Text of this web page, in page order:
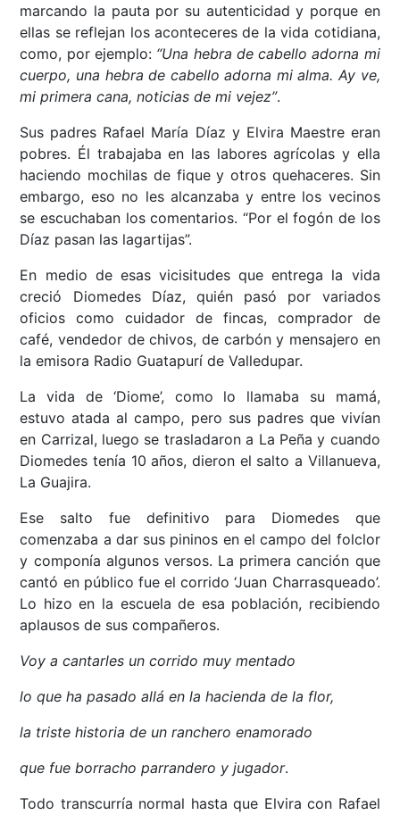
marcando la pauta por su autenticidad y porque en
ellas se reflejan los aconteceres de la vida cotidiana,
como, por ejemplo: “Una hebra de cabello adorna mi
cuerpo, una hebra de cabello adorna mi alma. Ay ve,
mi primera cana, noticias de mi vejez”.
Sus padres Rafael María Díaz y Elvira Maestre eran
pobres. Él trabajaba en las labores agrícolas y ella
haciendo mochilas de fique y otros quehaceres. Sin
embargo, eso no les alcanzaba y entre los vecinos
se escuchaban los comentarios. “Por el fogón de los
Díaz pasan las lagartijas”.
En medio de esas vicisitudes que entrega la vida
creció Diomedes Díaz, quién pasó por variados
oficios como cuidador de fincas, comprador de
café, vendedor de chivos, de carbón y mensajero en
la emisora Radio Guatapurí de Valledupar.
La vida de ‘Diome’, como lo llamaba su mamá,
estuvo atada al campo, pero sus padres que vivían
en Carrizal, luego se trasladaron a La Peña y cuando
Diomedes tenía 10 años, dieron el salto a Villanueva,
La Guajira.
Ese salto fue definitivo para Diomedes que
comenzaba a dar sus pininos en el campo del folclor
y componía algunos versos. La primera canción que
cantó en público fue el corrido ‘Juan Charrasqueado’.
Lo hizo en la escuela de esa población, recibiendo
aplausos de sus compañeros.
Voy a cantarles un corrido muy mentado
lo que ha pasado allá en la hacienda de la flor,
la triste historia de un ranchero enamorado
que fue borracho parrandero y jugador.
Todo transcurría normal hasta que Elvira con Rafael